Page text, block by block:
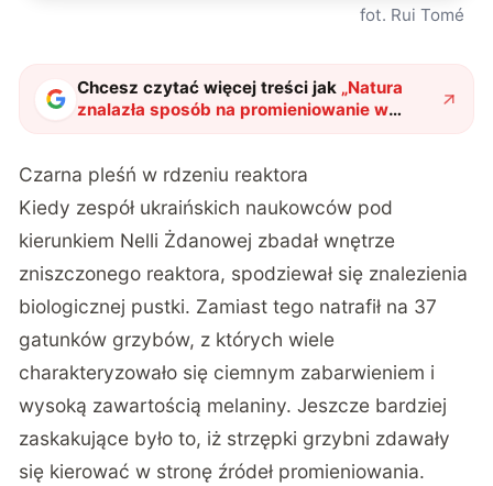
fot. Rui Tomé
Chcesz czytać więcej treści jak „Natura
znalazła sposób na promieniowanie w
Czarnobylu. Ten organizm zachowuje się
Czarna pleśń w rdzeniu reaktora
Kiedy zespół ukraińskich naukowców pod
kierunkiem Nelli Żdanowej zbadał wnętrze
zniszczonego reaktora, spodziewał się znalezienia
biologicznej pustki. Zamiast tego natrafił na 37
gatunków grzybów, z których wiele
charakteryzowało się ciemnym zabarwieniem i
wysoką zawartością melaniny. Jeszcze bardziej
zaskakujące było to, iż strzępki grzybni zdawały
się kierować w stronę źródeł promieniowania.